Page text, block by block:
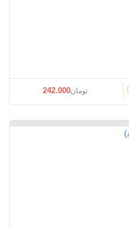
قیمت اصلی: تومان242.000 بود.
تومان242.000قیمت فعلی: